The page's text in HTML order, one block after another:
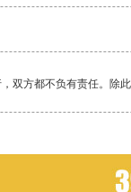
方都不负有责任。除